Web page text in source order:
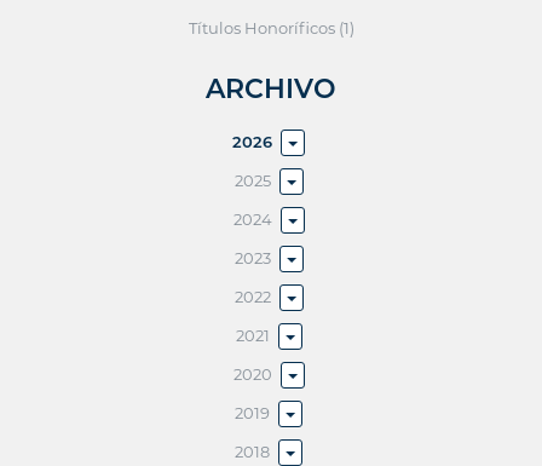
Títulos Honoríficos (1)
ARCHIVO
2026
2025
2024
2023
2022
2021
2020
2019
2018